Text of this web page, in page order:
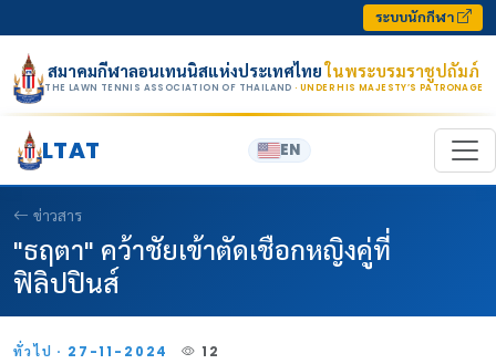
ระบบนักกีฬา
สมาคมกีฬาลอนเทนนิสแห่งประเทศไทยในพระบรมราชูปถัมภ์
THE LAWN TENNIS ASSOCIATION OF THAILAND · UNDER HIS MAJESTY’S PATRONAGE
LTAT EN
ข่าวสาร
"ธฤตา" คว้าชัยเข้าตัดเชือกหญิงคู่ที่
ฟิลิปปินส์
ทั่วไป · 27-11-2024 12